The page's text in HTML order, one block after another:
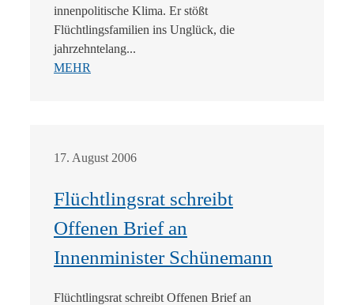
innenpolitische Klima. Er stößt
Flüchtlingsfamilien ins Unglück, die
jahrzehntelang...
MEHR
17. August 2006
Flüchtlingsrat schreibt
Offenen Brief an
Innenminister Schünemann
Flüchtlingsrat schreibt Offenen Brief an